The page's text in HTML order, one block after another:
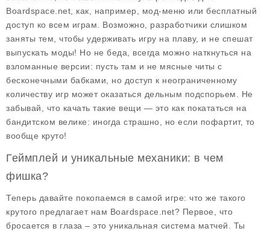
Boardspace.net, как, например, мод-меню или бесплатный
доступ ко всем играм. Возможно, разработчики слишком
заняты тем, чтобы удерживать игру на плаву, и не спешат
выпускать моды! Но не беда, всегда можно наткнуться на
взломанные версии: пусть там и не мясные читы с
бесконечными бабками, но доступ к неограниченному
количеству игр может оказаться дельным подспорьем. Не
забывай, что качать такие вещи — это как покататься на
бандитском велике: иногда страшно, но если пофартит, то
вообще круто!
Геймплей и уникальные механики: в чем
фишка?
Теперь давайте покопаемся в самой игре: что же такого
крутого предлагает нам Boardspace.net? Первое, что
бросается в глаза – это уникальная система матчей. Ты